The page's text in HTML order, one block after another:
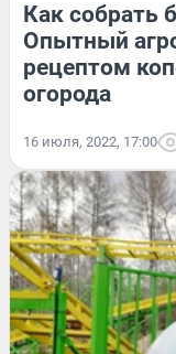
Как собрать
Опытный
рецептом
огорода
16 июля, 2022, 17:00